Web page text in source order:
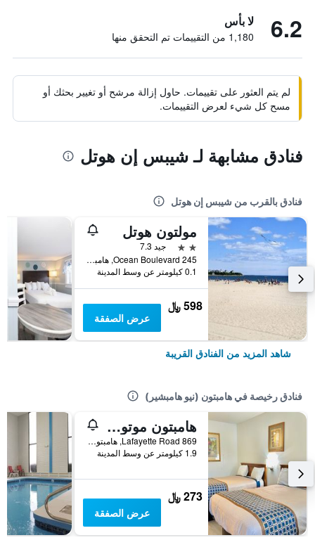
6.2 لا بأس
1,180 من التقييمات تم التحقق منها
لم يتم العثور على تقييمات. حاول إزالة مرشح أو تغيير بحثك أو
مسح كل شيء لعرض التقييمات.
فنادق مشابهة لـ شيبس إن هوتل
فنادق بالقرب من شيبس إن هوتل
مولتون هوتل
2 نجمتين
جيد 7.3
245 Ocean Boulevard, هامبتون (نيو هامبشير), NH, الولايات المتحدة الأميريكية
0.1 كيلومتر عن وسط المدينة
598 ﷼
عرض الصفقة
شاهد المزيد من الفنادق القريبة
فنادق رخيصة في هامبتون (نيو هامبشير)
هامبتون موتور إن
869 Lafayette Road, هامبتون (نيو هامبشير), NH, الولايات المتحدة الأميريكية
1.9 كيلومتر عن وسط المدينة
273 ﷼
عرض الصفقة